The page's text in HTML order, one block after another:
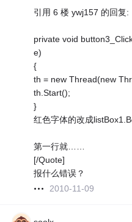
引用 6 楼 ywj157 的回复:
private void
e)
{
th = new Thread(new
th.Start();
}
红色字体的改成
第一行就……
[/Quote]
报什么错误？
2010-11-09